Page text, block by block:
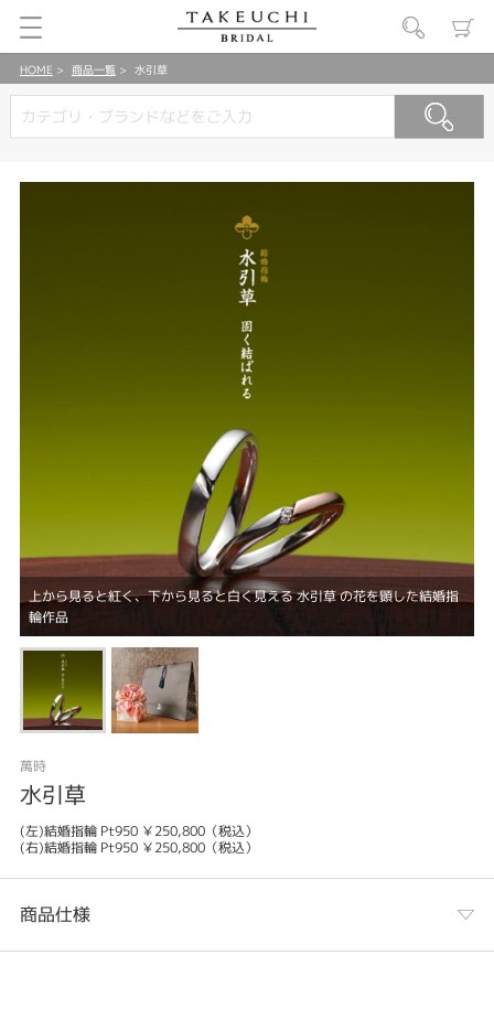
HOME 商品一覧 水引草
上から見ると紅く、下から見ると白く見える 水引草 の花を顕した結婚指
輪作品
萬時
水引草
(左)結婚指輪 Pt950 ￥250,800（税込）
(右)結婚指輪 Pt950 ￥250,800（税込）
商品仕様